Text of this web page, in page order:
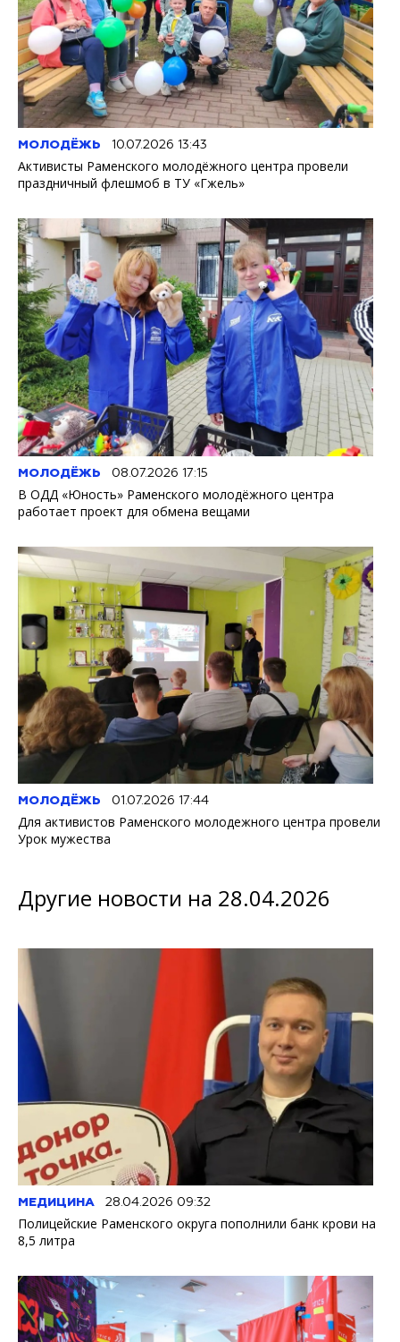
МОЛОДЁЖЬ 10.07.2026 13:43
Активисты Раменского молодёжного центра провели
праздничный флешмоб в ТУ «Гжель»
МОЛОДЁЖЬ 08.07.2026 17:15
В ОДД «Юность» Раменского молодёжного центра
работает проект для обмена вещами
МОЛОДЁЖЬ 01.07.2026 17:44
Для активистов Раменского молодежного центра провели
Урок мужества
Другие новости на 28.04.2026
МЕДИЦИНА 28.04.2026 09:32
Полицейские Раменского округа пополнили банк крови на
8,5 литра